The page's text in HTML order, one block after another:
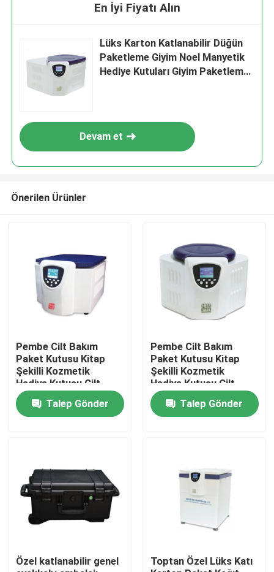
Ev
VİDEOLAR
En İyi Fiyatı Alın
Lüks Karton Katlanabilir Düğün
Paketleme Giyim Noel Manyetik
Hediye Kutuları Giyim Paketleme
Devam et
Önerilen Ürünler
Pembe Cilt Bakım
Paket Kutusu Kitap
Şekilli Kozmetik
Hediye Kutusu Cilt
Bakımı için Manyetik
Kağıt Kutusu Ekleyici
ile Kozmetik Şişeler
Talep Gönder
Pembe Cilt Bakım
Paket Kutusu Kitap
Şekilli Kozmetik
Hediye Kutusu Cilt
Bakımı için Manyetik
Kağıt Kutusu Ekleyici
ile Kozmetik Şişeler
Talep Gönder
Özel katlanabilir genel
Toptan Özel Lüks Katı